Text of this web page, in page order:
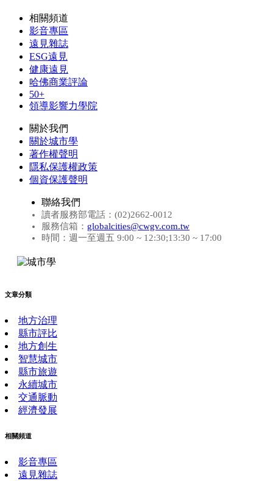
相關頻道
影音專區
遠見雜誌
ESG遠見
健康遠見
哈佛商業評論
50+
領導影響力學院
關於我們
關於城市學
著作權聲明
隱私保護權政策
個資保護聲明
聯絡我們
讀者服務部電話：(02)2662-0012
服務信箱： globalcities@cwgv.com.tw
時間：週一至週五 9:00 ~ 12:30;13:30 ~ 17:00
文章分類
地方治理
縣市評比
地方創生
智慧城市
縣市旅遊
永續城市
交通脈動
經濟發展
相關頻道
影音專區
遠見雜誌